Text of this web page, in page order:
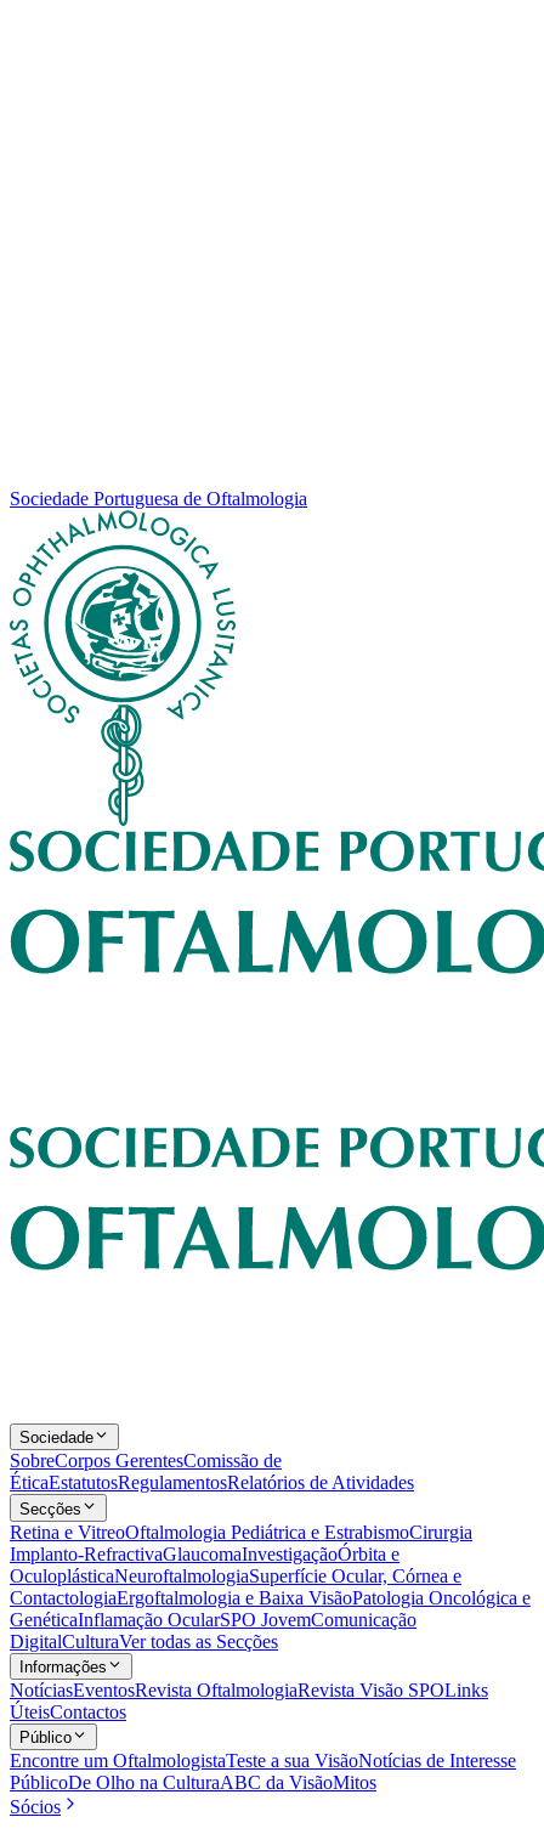
Sociedade Portuguesa de Oftalmologia
Sociedade
SobreCorpos GerentesComissão de
ÉticaEstatutosRegulamentosRelatórios de Atividades
Secções
Retina e VitreoOftalmologia Pediátrica e EstrabismoCirurgia
Implanto-RefractivaGlaucomaInvestigaçãoÓrbita e
OculoplásticaNeuroftalmologiaSuperfície Ocular, Córnea e
ContactologiaErgoftalmologia e Baixa VisãoPatologia Oncológica e
GenéticaInflamação OcularSPO JovemComunicação
DigitalCulturaVer todas as Secções
Informações
NotíciasEventosRevista OftalmologiaRevista Visão SPOLinks
ÚteisContactos
Público
Encontre um OftalmologistaTeste a sua VisãoNotícias de Interesse
PúblicoDe Olho na CulturaABC da VisãoMitos
Sócios